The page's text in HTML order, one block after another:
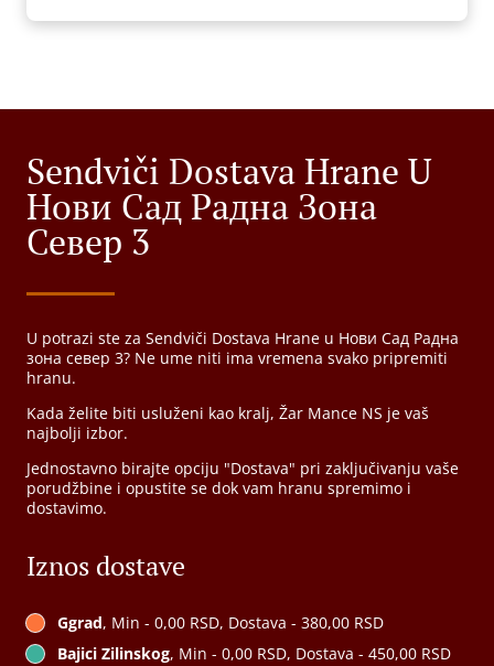
Sendviči Dostava Hrane U
Нови Сад Радна Зона
Север 3
U potrazi ste za Sendviči Dostava Hrane u Нови Сад Радна
зона север 3? Ne ume niti ima vremena svako pripremiti
hranu.
Kada želite biti usluženi kao kralj, Žar Mance NS je vaš
najbolji izbor.
Jednostavno birajte opciju "Dostava" pri zaključivanju vaše
porudžbine i opustite se dok vam hranu spremimo i
dostavimo.
Iznos dostave
Ggrad, Min - 0,00 RSD, Dostava - 380,00 RSD
Bajici Zilinskog, Min - 0,00 RSD, Dostava - 450,00 RSD